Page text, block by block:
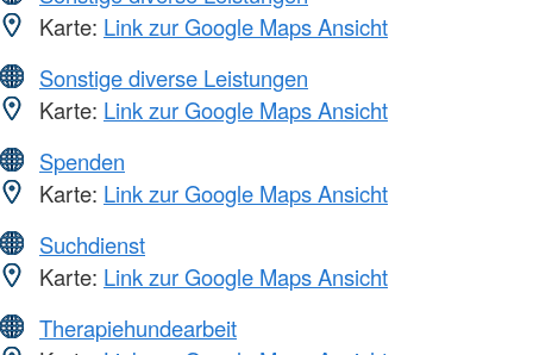
Karte: Link zur Google Maps Ansicht
Sonstige diverse Leistungen
Karte: Link zur Google Maps Ansicht
Spenden
Karte: Link zur Google Maps Ansicht
Suchdienst
Karte: Link zur Google Maps Ansicht
Therapiehundearbeit